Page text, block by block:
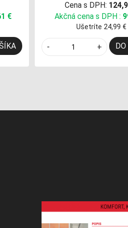
€
Cena s DPH:
Akčná cena s DPH :
Ušetríte 24,99 €
- +